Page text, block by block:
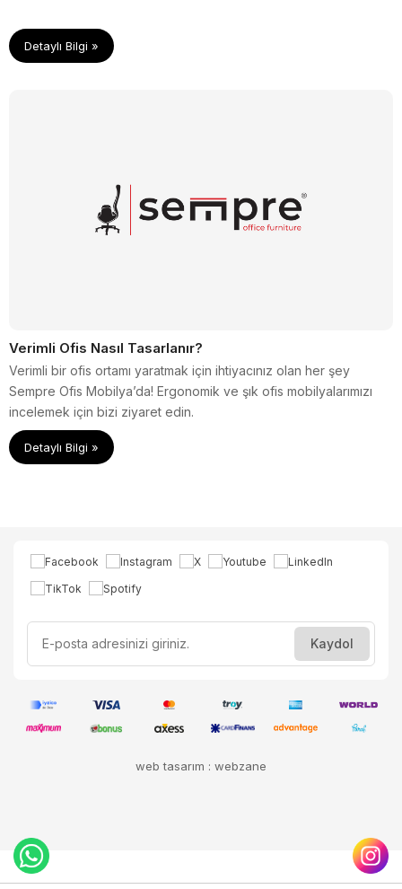
Detaylı Bilgi »
Verimli Ofis Nasıl Tasarlanır?
Verimli bir ofis ortamı yaratmak için ihtiyacınız olan her şey
Sempre Ofis Mobilya’da! Ergonomik ve şık ofis mobilyalarımızı
incelemek için bizi ziyaret edin.
Detaylı Bilgi »
web tasarım : webzane